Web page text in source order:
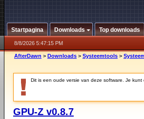
Startpagina Downloads Top downloads
8/8/2026 5:47:15 PM
AfterDawn > Downloads > Systeemtools >
Dit is een oude versie van deze software. Je kunt
GPU-Z v0.8.7